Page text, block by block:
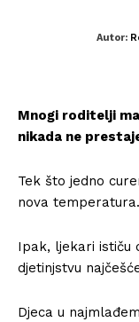
Autor:
Mnogi roditelji
nikada ne
Tek što jedno
nova temperatura.
Ipak, ljekari ističu
djetinjstvu
Djeca u